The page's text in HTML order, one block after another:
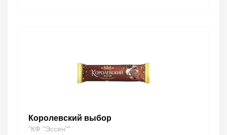
Королевский выбор
"КФ "Эссен""